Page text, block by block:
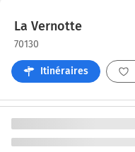
La Vernotte
70130
Itinéraires